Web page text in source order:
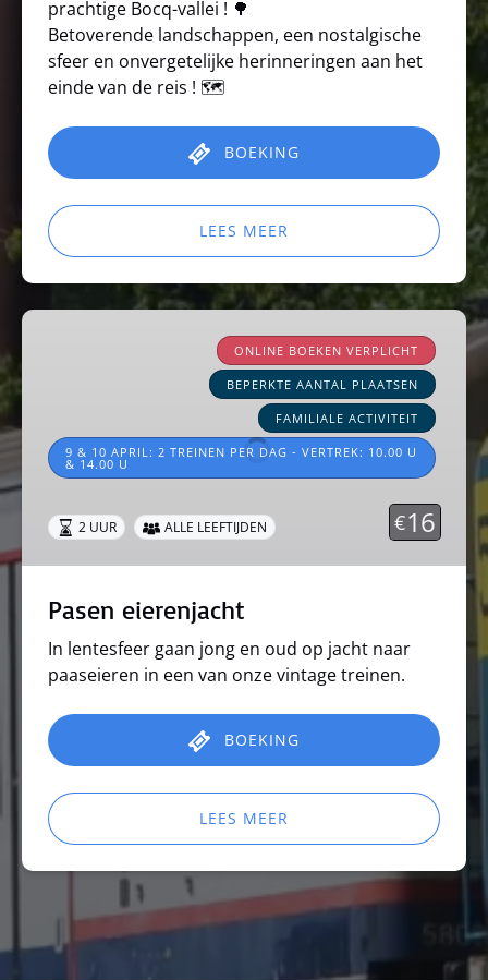
prachtige Bocq-vallei ! 🌳
Betoverende landschappen, een nostalgische
sfeer en onvergetelijke herinneringen aan het
einde van de reis ! 🗺️
BOEKING
LEES MEER
Pasen
ONLINE BOEKEN VERPLICHT
BEPERKTE AANTAL PLAATSEN
FAMILIALE ACTIVITEIT
9 & 10 APRIL: 2 TREINEN PER DAG - VERTREK: 10.00 U
& 14.00 U
€16
2 UUR ALLE LEEFTIJDEN
Pasen eierenjacht
In lentesfeer gaan jong en oud op jacht naar
paaseieren in een van onze vintage treinen.
BOEKING
LEES MEER